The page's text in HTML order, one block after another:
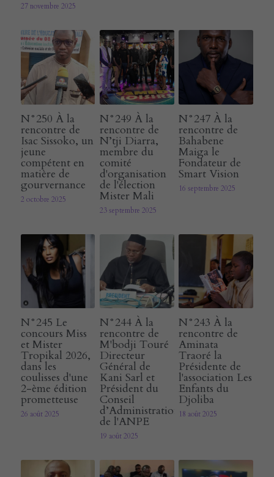
27 novembre 2025
N°250 À la
rencontre de
Isac Sissoko, un
jeune
compétent en
matière de
gourvernance
2 octobre 2025
N°249 À la
rencontre de
N’tji Diarra,
membre du
comité
d'organisation
de l'élection
Mister Mali
23 septembre 2025
N°247 À la
rencontre de
Bahabene
Maiga le
Fondateur de
Smart Vision
16 septembre 2025
N°245 Le
concours Miss
et Mister
Tropikal 2026,
dans les
coulisses d'une
2-ème édition
prometteuse
26 août 2025
N°244 À la
rencontre de
M'bodji Touré
Directeur
Général de
Kani Sarl et
Président du
Conseil
d’Administration
de l'ANPE
19 août 2025
N°243 À la
rencontre de
Aminata
Traoré la
Présidente de
l'association Les
Enfants du
Djoliba
18 août 2025